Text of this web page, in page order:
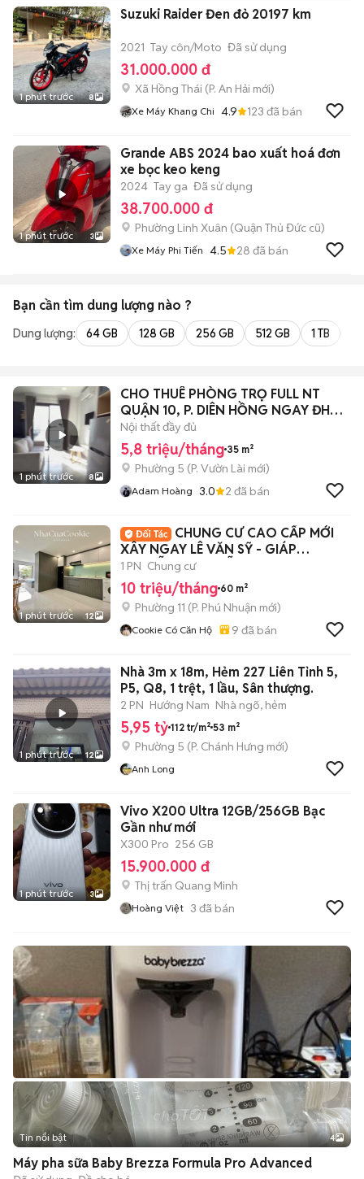
1 phút trước 8
Suzuki Raider Đen đỏ 20197 km
2021 Tay côn/Moto Đã sử dụng
31.000.000 đ
Xã Hồng Thái (P. An Hải mới)
Xe Máy Khang Chi 4.9 123 đã bán
1 phút trước 3
Grande ABS 2024 bao xuất hoá đơn
xe bọc keo keng
2024 Tay ga Đã sử dụng
38.700.000 đ
Phường Linh Xuân (Quận Thủ Đức cũ)
Xe Máy Phi Tiến 4.5 28 đã bán
Bạn cần tìm dung lượng nào ?
Dung lượng: 64 GB 128 GB 256 GB 512 GB 1 TB
1 phút trước 8
CHO THUÊ PHÒNG TRỌ FULL NT
QUẬN 10, P. DIÊN HỒNG NGAY ĐH
BÁCH KHOA
Nội thất đầy đủ
5,8 triệu/tháng 35 m²
Phường 5 (P. Vườn Lài mới)
Adam Hoàng 3.0 2 đã bán
1 phút trước 12
CHUNG CƯ CAO CẤP MỚI
XÂY NGAY LÊ VĂN SỸ - GIÁP
NGUYỄN VĂN TRỖI, QUẬN 3
1 PN Chung cư
10 triệu/tháng 60 m²
Phường 11 (P. Phú Nhuận mới)
Cookie Có Căn Hộ 9 đã bán
1 phút trước 12
Nhà 3m x 18m, Hẻm 227 Liên Tỉnh 5,
P5, Q8, 1 trệt, 1 lầu, Sân thượng.
2 PN Hướng Nam Nhà ngõ, hẻm
5,95 tỷ 112 tr/m² 53 m²
Phường 5 (P. Chánh Hưng mới)
Anh Long
1 phút trước 3
Vivo X200 Ultra 12GB/256GB Bạc
Gần như mới
X300 Pro 256 GB
15.900.000 đ
Thị trấn Quang Minh
Hoàng Việt 3 đã bán
Tin nổi bật 4
Máy pha sữa Baby Brezza Formula Pro Advanced